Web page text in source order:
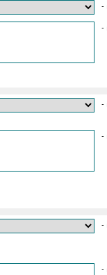
-
-
-
-
-
-